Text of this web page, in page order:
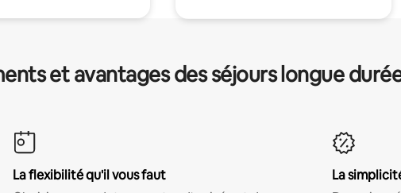
et avantages des séjours longue
La flexibilité qu'il vous faut
La